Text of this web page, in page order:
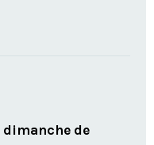
dimanche de